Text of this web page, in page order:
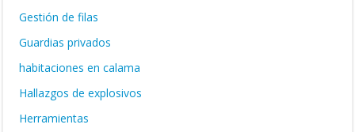
Gestión de filas
Guardias privados
habitaciones en calama
Hallazgos de explosivos
Herramientas